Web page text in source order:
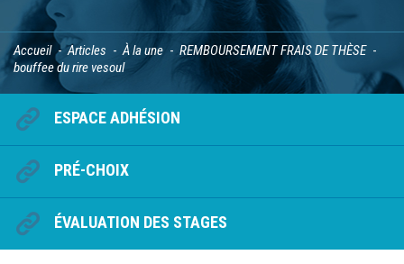
Accueil Articles À la une
REMBOURSEMENT FRAIS DE THÈSE
bouffee du rire vesoul
ESPACE ADHÉSION
PRÉ-CHOIX
ÉVALUATION DES STAGES